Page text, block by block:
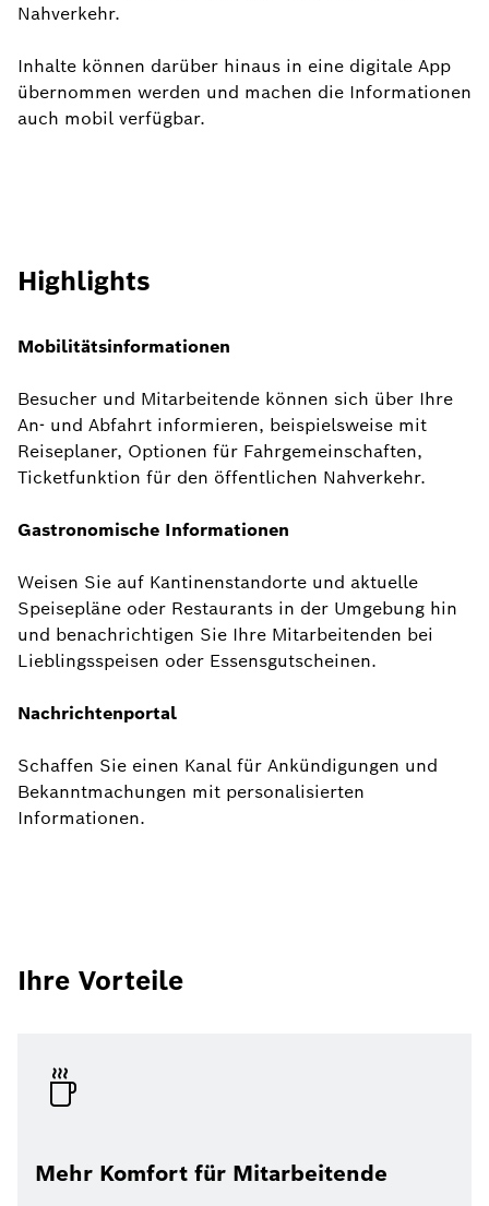
Nahverkehr.
Inhalte können darüber hinaus in eine digitale App
übernommen werden und machen die Informationen
auch mobil verfügbar.
Highlights
Mobilitätsinformationen
Besucher und Mitarbeitende können sich über Ihre
An- und Abfahrt informieren, beispielsweise mit
Reiseplaner, Optionen für Fahrgemeinschaften,
Ticketfunktion für den öffentlichen Nahverkehr.
Gastronomische Informationen
Weisen Sie auf Kantinenstandorte und aktuelle
Speisepläne oder Restaurants in der Umgebung hin
und benachrichtigen Sie Ihre Mitarbeitenden bei
Lieblingsspeisen oder Essensgutscheinen.
Nachrichtenportal
Schaffen Sie einen Kanal für Ankündigungen und
Bekanntmachungen mit personalisierten
Informationen.
Ihre Vorteile
Mehr Komfort für Mitarbeitende